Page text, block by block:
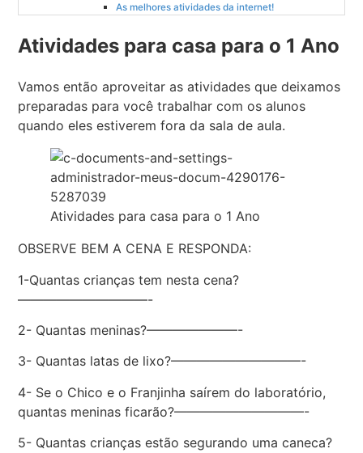
As melhores atividades da internet!
Atividades para casa para o 1 Ano
Vamos então aproveitar as atividades que deixamos
preparadas para você trabalhar com os alunos
quando eles estiverem fora da sala de aula.
Atividades para casa para o 1 Ano
OBSERVE BEM A CENA E RESPONDA:
1-Quantas crianças tem nesta cena?
——————————-
2- Quantas meninas?———————-
3- Quantas latas de lixo?——————————-
4- Se o Chico e o Franjinha saírem do laboratório,
quantas meninas ficarão?——————————-
5- Quantas crianças estão segurando uma caneca?